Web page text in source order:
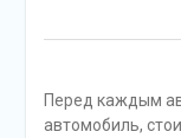
Перед каждым
автомобиль,